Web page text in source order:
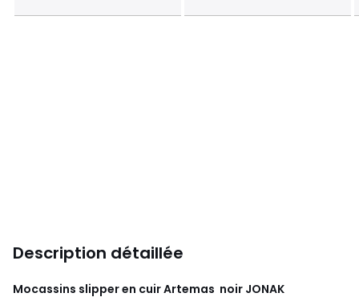
Description détaillée
Mocassins slipper en cuir Artemas noir JONAK